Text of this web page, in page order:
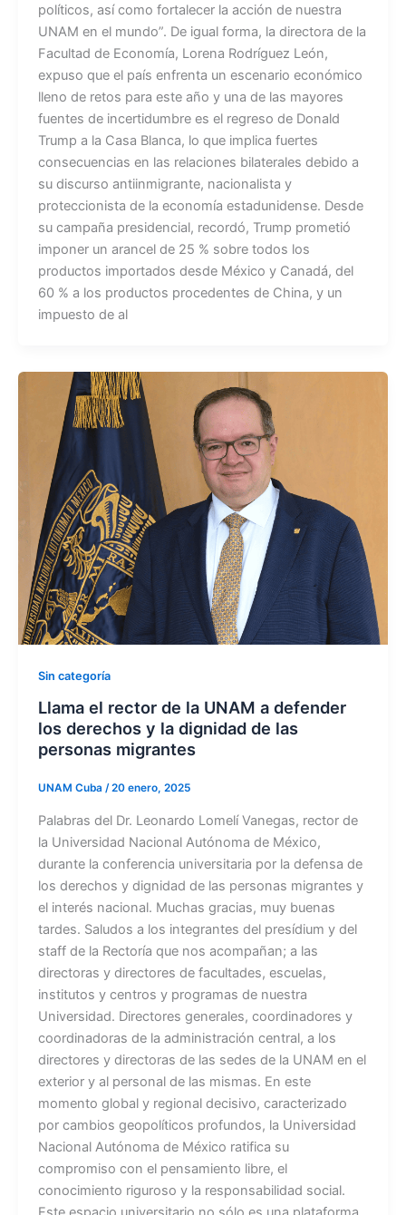
políticos, así como fortalecer la acción de nuestra
UNAM en el mundo”. De igual forma, la directora de la
Facultad de Economía, Lorena Rodríguez León,
expuso que el país enfrenta un escenario económico
lleno de retos para este año y una de las mayores
fuentes de incertidumbre es el regreso de Donald
Trump a la Casa Blanca, lo que implica fuertes
consecuencias en las relaciones bilaterales debido a
su discurso antiinmigrante, nacionalista y
proteccionista de la economía estadunidense. Desde
su campaña presidencial, recordó, Trump prometió
imponer un arancel de 25 % sobre todos los
productos importados desde México y Canadá, del
60 % a los productos procedentes de China, y un
impuesto de al
Sin categoría
Llama el rector de la UNAM a defender
los derechos y la dignidad de las
personas migrantes
UNAM Cuba /20 enero, 2025
Palabras del Dr. Leonardo Lomelí Vanegas, rector de
la Universidad Nacional Autónoma de México,
durante la conferencia universitaria por la defensa de
los derechos y dignidad de las personas migrantes y
el interés nacional. Muchas gracias, muy buenas
tardes. Saludos a los integrantes del presídium y del
staff de la Rectoría que nos acompañan; a las
directoras y directores de facultades, escuelas,
institutos y centros y programas de nuestra
Universidad. Directores generales, coordinadores y
coordinadoras de la administración central, a los
directores y directoras de las sedes de la UNAM en el
exterior y al personal de las mismas. En este
momento global y regional decisivo, caracterizado
por cambios geopolíticos profundos, la Universidad
Nacional Autónoma de México ratifica su
compromiso con el pensamiento libre, el
conocimiento riguroso y la responsabilidad social.